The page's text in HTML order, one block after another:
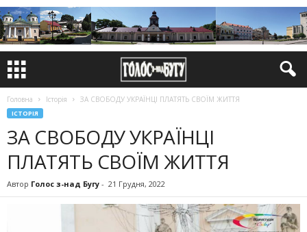
Головна Історія ЗА СВОБОДУ УКРАЇНЦІ ПЛАТЯТЬ СВОЇМ ЖИТТЯ
ІСТОРІЯ
ЗА СВОБОДУ УКРАЇНЦІ
ПЛАТЯТЬ СВОЇМ ЖИТТЯ
Автор Голос з-над Бугу - 21 Грудня, 2022